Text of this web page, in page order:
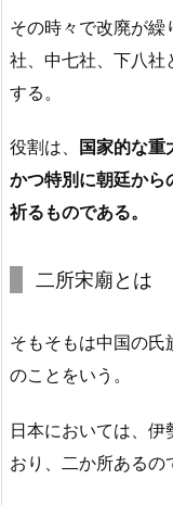
その時々で改廃が
社、中七社、下八社
する。
役割は、
国家的な
かつ特別に朝廷から
祈るものである。
二所宋廟とは
そもそもは中国の氏
のことをいう。
日本においては、
おり、二か所あるの